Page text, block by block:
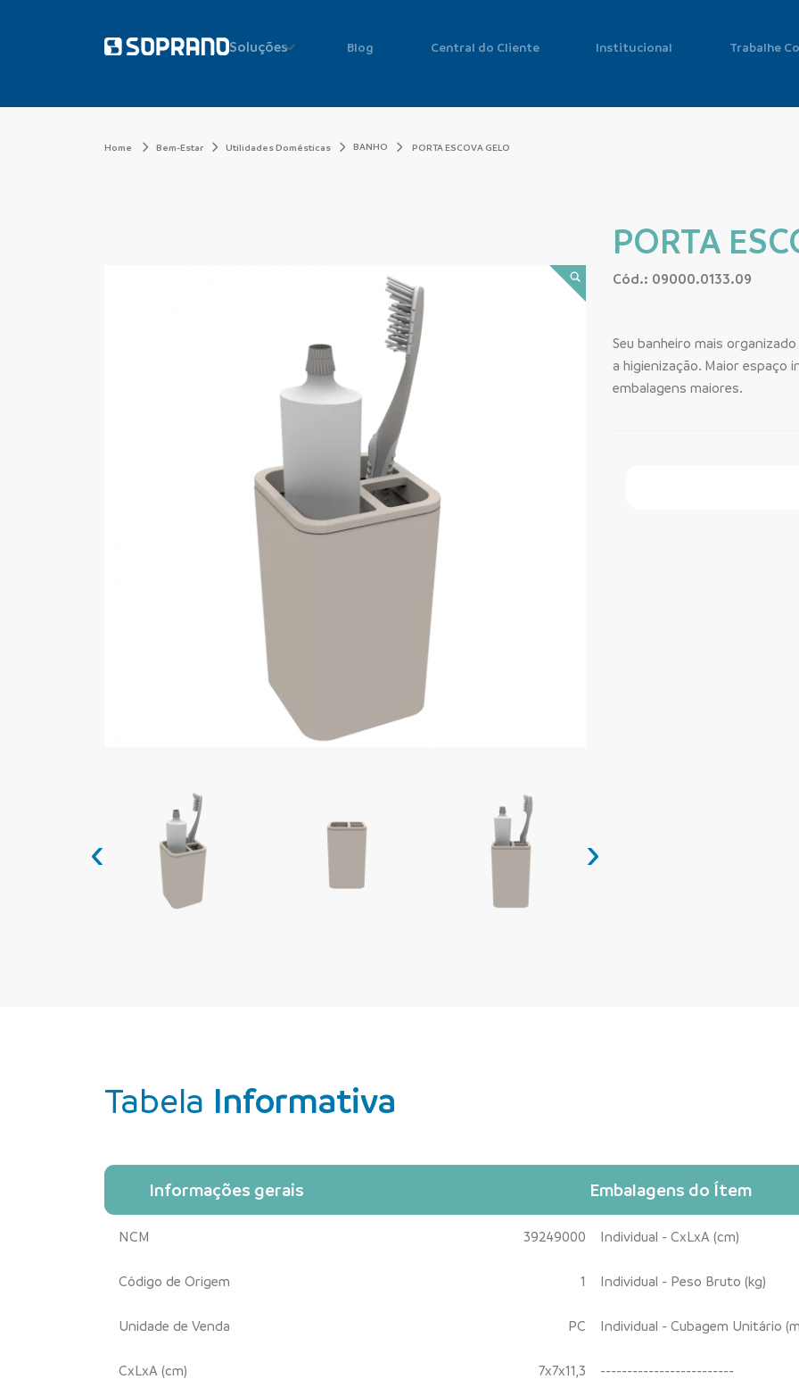
Soluções Blog Central do Cliente Institucional Trabalhe
Home Bem-Estar Utilidades Domésticas BANHO PORTA ESCOVA GELO
‹ ›
PORTA
Cód.: 09000.0133.09
Seu banheiro mais
a higienização. Maior espaço
embalagens maiores.
Tabela Informativa
Informações gerais Embalagens do Ítem
NCM 39249000
Código de Origem 1
Unidade de Venda PC
CxLxA (cm) 7x7x11,3
Individual - CxLxA (cm)
Individual - Peso Bruto (kg)
Individual - Cubagem Unitário
-------------------------